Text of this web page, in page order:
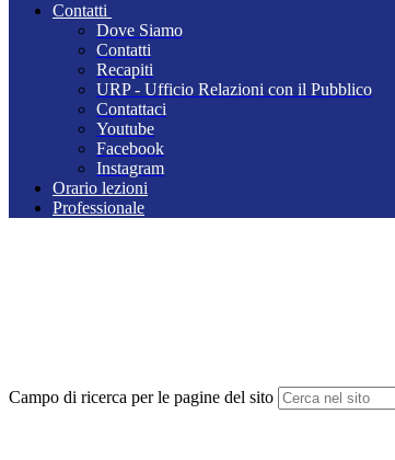
Contatti
Dove Siamo
Contatti
Recapiti
URP - Ufficio Relazioni con il Pubblico
Contattaci
Youtube
Facebook
Instagram
Orario lezioni
Professionale
Campo di ricerca per le pagine del sito